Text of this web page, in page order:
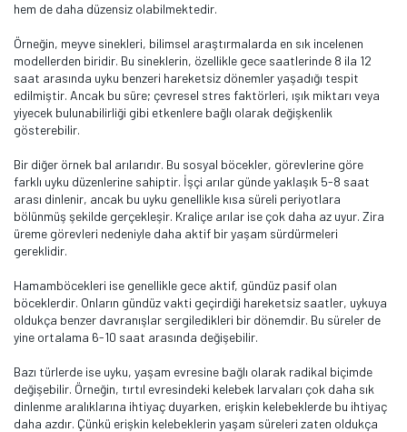
hem de daha düzensiz olabilmektedir.
Örneğin, meyve sinekleri, bilimsel araştırmalarda en sık incelenen
modellerden biridir. Bu sineklerin, özellikle gece saatlerinde 8 ila 12
saat arasında uyku benzeri hareketsiz dönemler yaşadığı tespit
edilmiştir. Ancak bu süre; çevresel stres faktörleri, ışık miktarı veya
yiyecek bulunabilirliği gibi etkenlere bağlı olarak değişkenlik
gösterebilir.
Bir diğer örnek bal arılarıdır. Bu sosyal böcekler, görevlerine göre
farklı uyku düzenlerine sahiptir. İşçi arılar günde yaklaşık 5-8 saat
arası dinlenir, ancak bu uyku genellikle kısa süreli periyotlara
bölünmüş şekilde gerçekleşir. Kraliçe arılar ise çok daha az uyur. Zira
üreme görevleri nedeniyle daha aktif bir yaşam sürdürmeleri
gereklidir.
Hamamböcekleri ise genellikle gece aktif, gündüz pasif olan
böceklerdir. Onların gündüz vakti geçirdiği hareketsiz saatler, uykuya
oldukça benzer davranışlar sergiledikleri bir dönemdir. Bu süreler de
yine ortalama 6-10 saat arasında değişebilir.
Bazı türlerde ise uyku, yaşam evresine bağlı olarak radikal biçimde
değişebilir. Örneğin, tırtıl evresindeki kelebek larvaları çok daha sık
dinlenme aralıklarına ihtiyaç duyarken, erişkin kelebeklerde bu ihtiyaç
daha azdır. Çünkü erişkin kelebeklerin yaşam süreleri zaten oldukça